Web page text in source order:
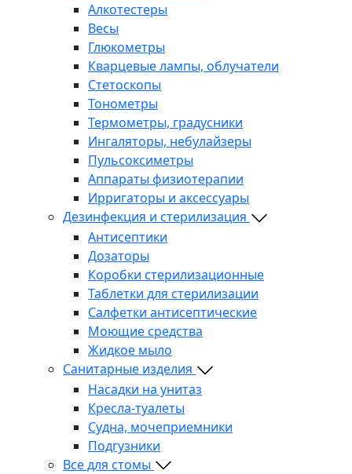
Алкотестеры
Весы
Глюкометры
Кварцевые лампы, облучатели
Стетоскопы
Тонометры
Термометры, градусники
Ингаляторы, небулайзеры
Пульсоксиметры
Аппараты физиотерапии
Ирригаторы и аксессуары
Дезинфекция и стерилизация
Антисептики
Дозаторы
Коробки стерилизационные
Таблетки для стерилизации
Салфетки антисептические
Моющие средства
Жидкое мыло
Санитарные изделия
Насадки на унитаз
Кресла-туалеты
Судна, мочеприемники
Подгузники
Все для стомы